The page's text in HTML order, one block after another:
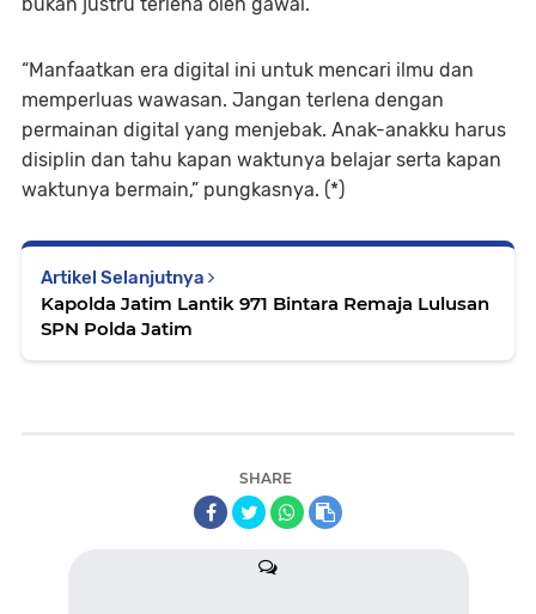
“Manfaatkan era digital ini untuk mencari ilmu dan
memperluas wawasan. Jangan terlena dengan
permainan digital yang menjebak. Anak-anakku harus
disiplin dan tahu kapan waktunya belajar serta kapan
waktunya bermain,” pungkasnya. (*)
Artikel Selanjutnya
Kapolda Jatim Lantik 971 Bintara Remaja Lulusan
SPN Polda Jatim
SHARE